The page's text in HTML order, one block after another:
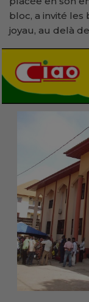
bloc, a invité les
joyau, au delà